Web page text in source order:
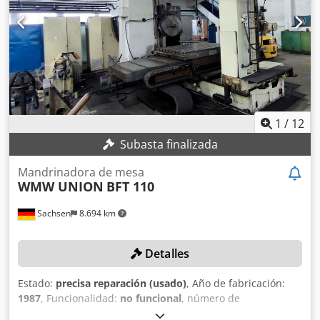
1 / 12
Subasta finalizada
Sachsen 8.694 km
Mandrinadora de mesa
WMW UNION BFT 110
Detalles
Estado: precisa reparación (usado), Año de fabricación:
1987, Funcionalidad: no funcional, número de
, recorrido eje X: